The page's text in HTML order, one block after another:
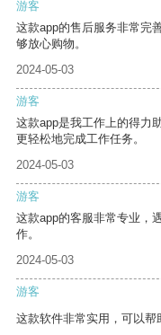
游客
这款app的售后服务非常完
够放心购物。
2024-05-03
游客
这款app是我工作上的得力
更轻松地完成工作任务。
2024-05-03
游客
这款app的客服非常专业，
作。
2024-05-03
游客
这款软件非常实用，可以帮